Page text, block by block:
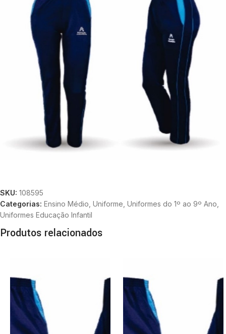
SKU: 108595
Categorias: Ensino Médio Uniforme Uniformes do 1º ao 9º Ano
Uniformes Educação Infantil
Produtos relacionados